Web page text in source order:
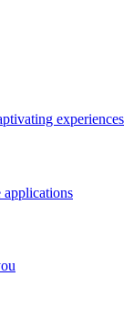
experiences
applications